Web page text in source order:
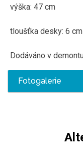
výška: 47 cm
tloušťka desky: 6 cm
Dodáváno v
Fotogalerie